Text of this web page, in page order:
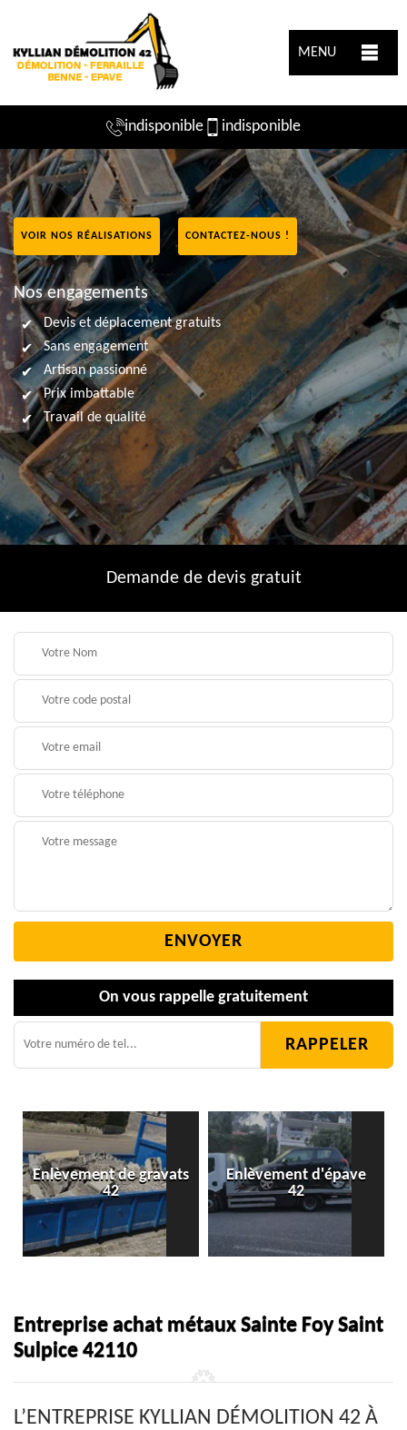
MENU
indisponible indisponible
VOIR NOS RÉALISATIONS CONTACTEZ-NOUS !
Nos engagements
Devis et déplacement gratuits
Sans engagement
Artisan passionné
Prix imbattable
Travail de qualité
Demande de devis gratuit
On vous rappelle gratuitement
Enlèvement de gravats
42
Enlèvement d'épave
42
Entreprise achat métaux Sainte Foy Saint
Sulpice 42110
L’ENTREPRISE KYLLIAN DÉMOLITION 42 À